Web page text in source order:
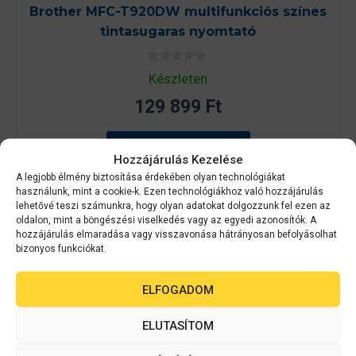
Hozzájárulás Kezelése
A legjobb élmény biztosítása érdekében olyan technológiákat
használunk, mint a cookie-k. Ezen technológiákhoz való hozzájárulás
lehetővé teszi számunkra, hogy olyan adatokat dolgozzunk fel ezen az
oldalon, mint a böngészési viselkedés vagy az egyedi azonosítók. A
hozzájárulás elmaradása vagy visszavonása hátrányosan befolyásolhat
bizonyos funkciókat.
ELFOGADOM
ELUTASÍTOM
Brother MFC-T920DW multifunkciós színes
tintasugaras nyomtató
0
a
5
-
ő
Készleten
129 899 Ft